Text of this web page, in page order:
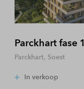
Parckhart fase 1
Parckhart, Soest
In verkoop